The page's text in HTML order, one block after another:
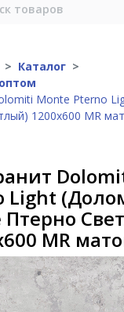
Каталог
Monte Pterno
1200х600 MR
Light
MR